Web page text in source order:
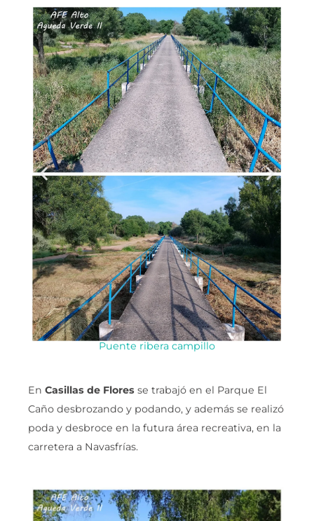
Puente ribera campillo
En Casillas de Flores se trabajó en el Parque El
Caño desbrozando y podando, y además se realizó
poda y desbroce en la futura área recreativa, en la
carretera a Navasfrías.